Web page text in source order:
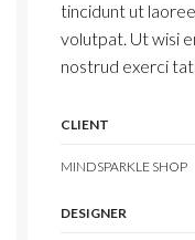
tincidunt ut
volutpat. Ut wisi
nostrud exerci
CLIENT
MINDSPARKLE SHOP
DESIGNER